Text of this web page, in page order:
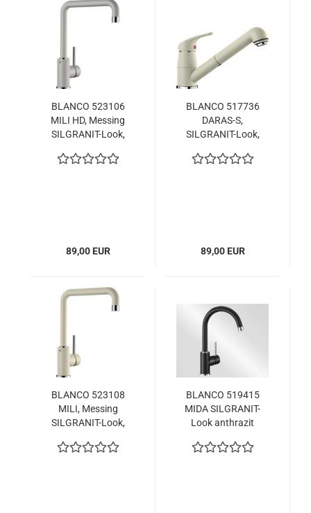
BLANCO 523106
MILI HD, Messing
SILGRANIT-Look,
89,00 EUR
BLANCO 517736
DARAS-S,
SILGRANIT-Look,
89,00 EUR
BLANCO 523108
MILI, Messing
SILGRANIT-Look,
BLANCO 519415
MIDA SILGRANIT-
Look anthrazit